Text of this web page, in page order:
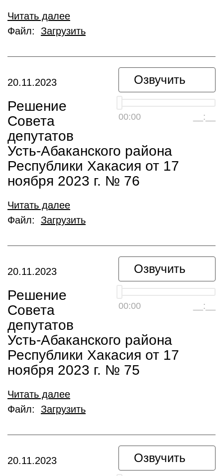
Читать далее
Файл: Загрузить
Озвучить
00:00 __:__
20.11.2023
Решение
Совета
депутатов
Усть-Абаканского района
Республики Хакасия от 17
ноября 2023 г. № 76
Читать далее
Файл: Загрузить
Озвучить
00:00 __:__
20.11.2023
Решение
Совета
депутатов
Усть-Абаканского района
Республики Хакасия от 17
ноября 2023 г. № 75
Читать далее
Файл: Загрузить
Озвучить
20.11.2023